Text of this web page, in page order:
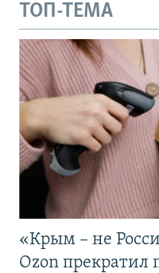
ТОП-ТЕМА
«Крым – не
Ozon прекратил